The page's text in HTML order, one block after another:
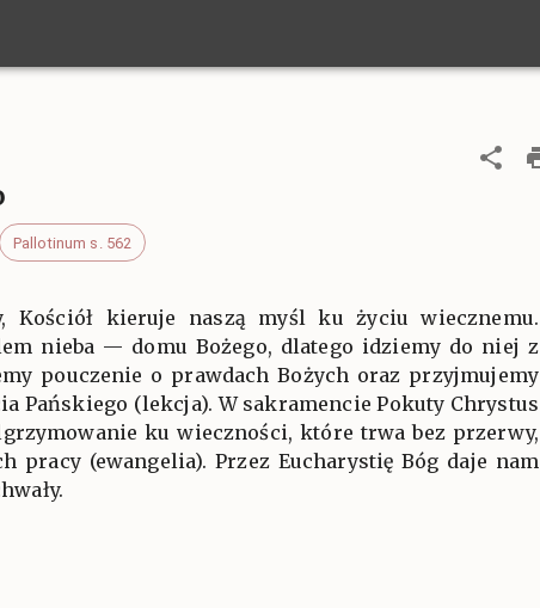
Pallotinum s. 562
Kościół kieruje naszą myśl ku życiu wiecznemu.
nieba — domu Bożego, dlatego idziemy do niej z
pouczenie o prawdach Bożych oraz przyjmujemy
Pańskiego (lekcja). W sakramencie Pokuty Chrystus
ku wieczności, które trwa bez przerwy,
pracy (ewangelia). Przez Eucharystię Bóg daje nam